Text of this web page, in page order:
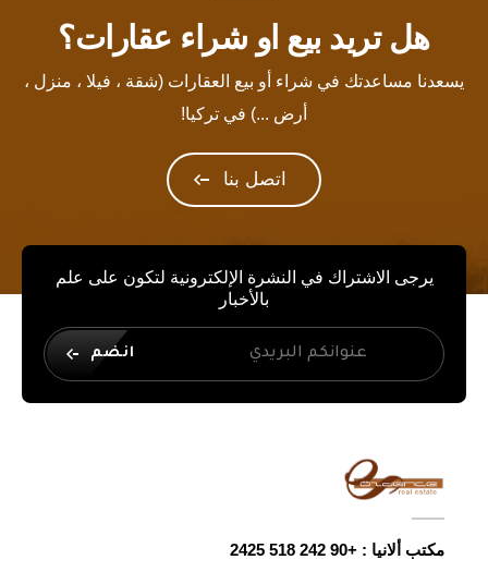
هل تريد بيع او شراء عقارات؟
يسعدنا مساعدتك في شراء أو بيع العقارات (شقة ، فيلا ، منزل ،
أرض ...) في تركيا!
اتصل بنا
يرجى الاشتراك في النشرة الإلكترونية لتكون على علم
بالأخبار
انضم
مكتب ألانيا : +90 242 518 2425